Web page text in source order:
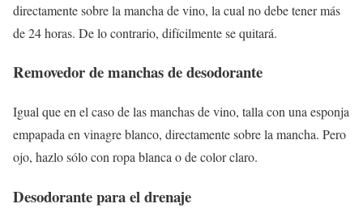
directamente sobre la mancha de vino, la cual no debe tener más
de 24 horas. De lo contrario, difícilmente se quitará.
Removedor de manchas de desodorante
Igual que en el caso de las manchas de vino, talla con una esponja
empapada en vinagre blanco, directamente sobre la mancha. Pero
ojo, hazlo sólo con ropa blanca o de color claro.
Desodorante para el drenaje